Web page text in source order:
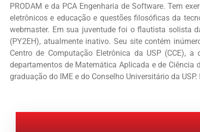
PRODAM e da PCA Engenharia de Software. Tem
eletrônicos e educação e questões filosóficas da
webmaster. Em sua juventude foi o flautista solista
(PY2EH), atualmente inativo. Seu site contém
Centro de Computação Eletrônica da USP (CCE),
departamentos de Matemática Aplicada e de Ciência
graduação do IME e do Conselho Universitário da